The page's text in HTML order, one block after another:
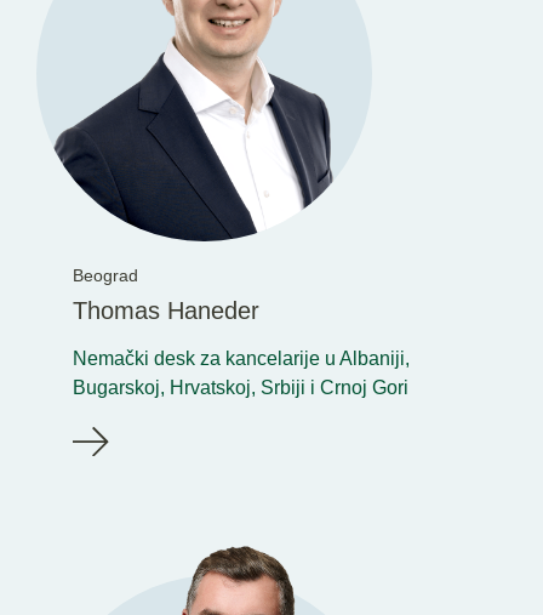
Beograd
Thomas Haneder
Nemački desk za kancelarije u Albaniji,
Bugarskoj, Hrvatskoj, Srbiji i Crnoj Gori